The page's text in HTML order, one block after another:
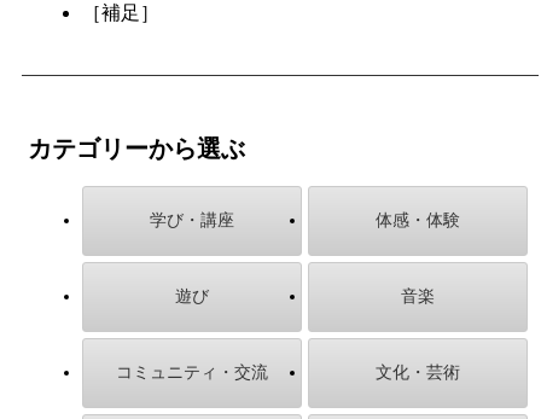
［補足］
カテゴリーから選ぶ
学び・講座 体感・体験
遊び 音楽
コミュニティ・交流 文化・芸術